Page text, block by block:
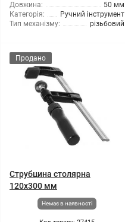
Довжина:
50 мм
Категорія:
Ручний інструмент
Тип механізму:
різьбовий
Продано
Струбцина столярна
120x300 мм
Немає в наявності